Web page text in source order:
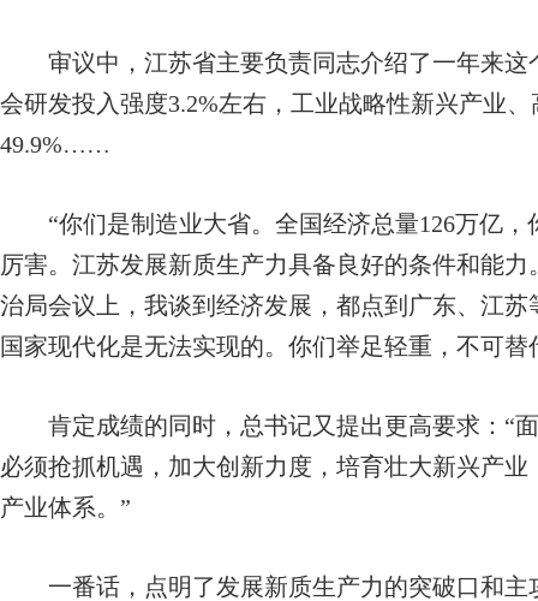
审议中，江苏省主要负责同志介绍了一年来这
会研发投入强度3.2%左右，工业战略性新兴产业
49.9%……
“你们是制造业大省。全国经济总量126万亿，
厉害。江苏发展新质生产力具备良好的条件和能
治局会议上，我谈到经济发展，都点到广东、江
国家现代化是无法实现的。你们举足轻重，不可替
肯定成绩的同时，总书记又提出更高要求：“
必须抢抓机遇，加大创新力度，培育壮大新兴产
产业体系。”
一番话，点明了发展新质生产力的突破口和主